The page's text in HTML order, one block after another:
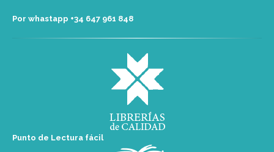
Por whastapp +34 ‭647 961 848‬
Punto de Lectura fácil